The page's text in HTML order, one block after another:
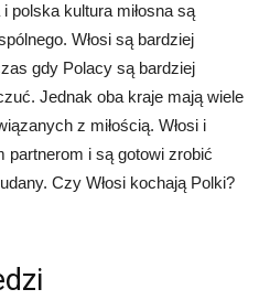
polska kultura miłosna są
Włosi są bardziej
gdy Polacy są bardziej
Jednak oba kraje mają wiele
z miłością. Włosi i
partnerom i są gotowi zrobić
Czy Włosi kochają Polki?